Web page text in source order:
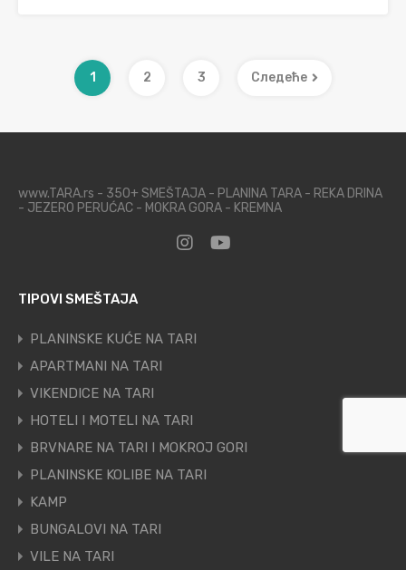
1 2 3 Следеће
www.TARA.rs - 350+ SMEŠTAJA - PLANINA TARA - REKA DRINA
- JEZERO PERUĆAC - MOKRA GORA - KREMNA
TIPOVI SMEŠTAJA
PLANINSKE KUĆE NA TARI
APARTMANI NA TARI
VIKENDICE NA TARI
HOTELI I MOTELI NA TARI
BRVNARE NA TARI I MOKROJ GORI
PLANINSKE KOLIBE NA TARI
KAMP
BUNGALOVI NA TARI
VILE NA TARI